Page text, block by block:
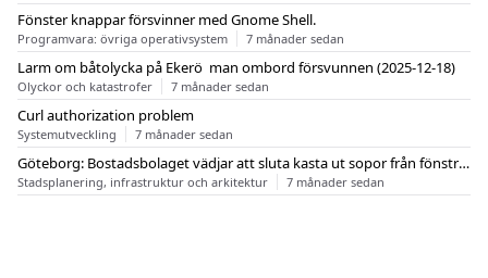
Fönster knappar försvinner med Gnome Shell.
Programvara: övriga operativsystem 7 månader sedan
Larm om båtolycka på Ekerö  man ombord försvunnen (2025-12-18)
Olyckor och katastrofer 7 månader sedan
Curl authorization problem
Systemutveckling 7 månader sedan
Göteborg: Bostadsbolaget vädjar att sluta kasta ut sopor från fönstren
Stadsplanering, infrastruktur och arkitektur 7 månader sedan